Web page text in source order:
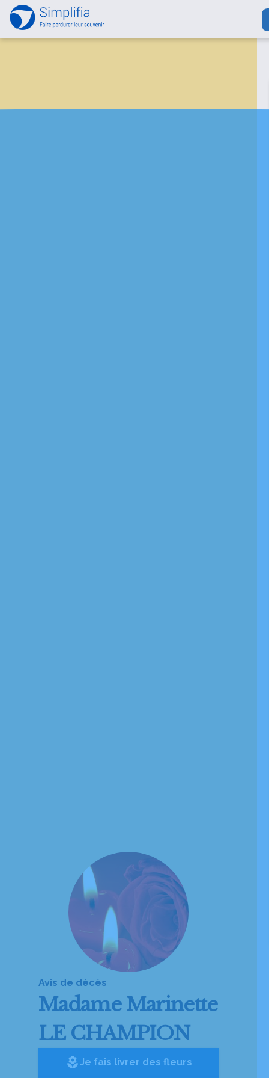
Avis de décès
Madame Marinette
LE CHAMPION
local_florist Je fais livrer des fleurs